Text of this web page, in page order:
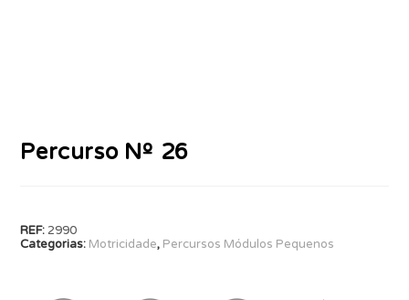
Percurso Nº 26
REF: 2990
Categorias: Motricidade, Percursos Módulos Pequenos